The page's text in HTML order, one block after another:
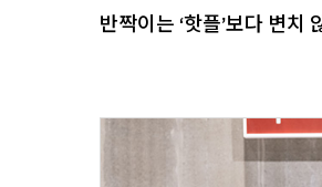
반짝이는 ‘핫플’보다 변치